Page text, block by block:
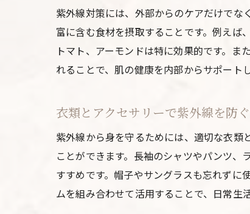
紫外線対策には、外部からのケアだけでな
富に含む食材を摂取することです。例えば
トマト、アーモンドは特に効果的です。
れることで、肌の健康を内部からサポート
衣類とアクセサリーで紫外線を防
紫外線から身を守るためには、適切な衣類
ことができます。長袖のシャツやパンツ、
すすめです。帽子やサングラスも忘れずに
ムを組み合わせて活用することで、日常生